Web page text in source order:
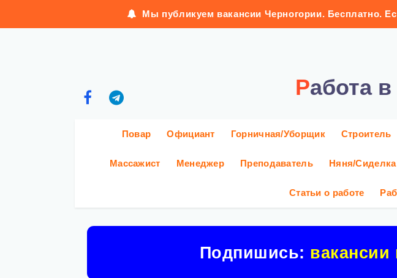
Мы публикуем вакансии Черногории. Бесплатно.
Работа
Повар Официант Горничная/Уборщик Строитель
Массажист Менеджер Преподаватель Няня/Сиделка
Статьи о работе
Подпишись: вакансии